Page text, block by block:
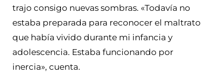
trajo consigo nuevas sombras. «Todavía no
estaba preparada para reconocer el maltrato
que había vivido durante mi infancia y
adolescencia. Estaba funcionando por
inercia», cuenta.